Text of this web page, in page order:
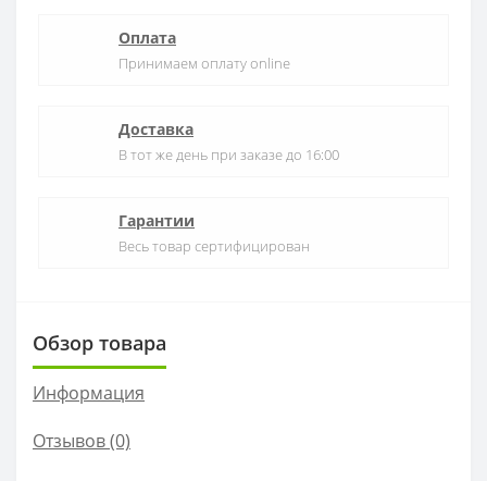
Оплата
Принимаем оплату online
Доставка
В тот же день при заказе до 16:00
Гарантии
Весь товар сертифицирован
Обзор товара
Информация
Отзывов (0)